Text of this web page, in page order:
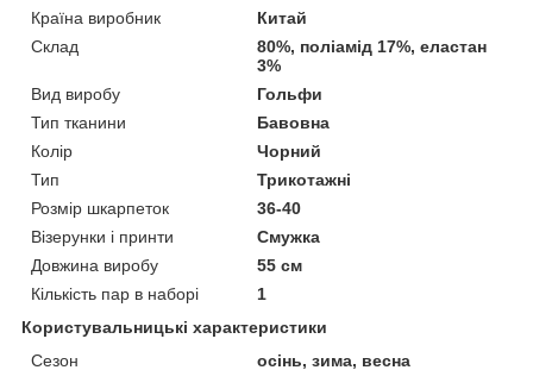
Країна виробник
Китай
Склад
80%, поліамід 17%, еластан
3%
Вид виробу
Гольфи
Тип тканини
Бавовна
Колір
Чорний
Тип
Трикотажні
Розмір шкарпеток
36-40
Візерунки і принти
Смужка
Довжина виробу
55 см
Кількість пар в наборі
1
Користувальницькі характеристики
Сезон
осінь, зима, весна